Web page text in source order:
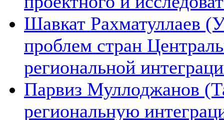
Шавкат Рахматуллаев
проблем стран
региональной
Парвиз Муллоджанов
региональную